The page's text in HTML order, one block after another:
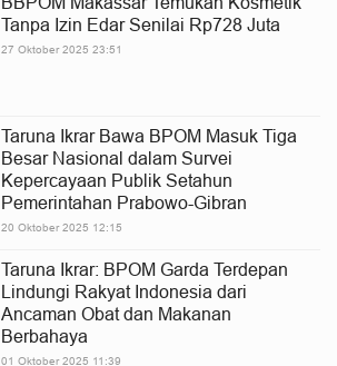
Tanpa Izin Edar Senilai Rp728 Juta
27 Oktober 2025 23:51
Taruna Ikrar Bawa BPOM Masuk Tiga
Besar Nasional dalam Survei
Kepercayaan Publik Setahun
Pemerintahan Prabowo-Gibran
20 Oktober 2025 12:15
Taruna Ikrar: BPOM Garda Terdepan
Lindungi Rakyat Indonesia dari
Ancaman Obat dan Makanan
Berbahaya
01 Oktober 2025 11:39